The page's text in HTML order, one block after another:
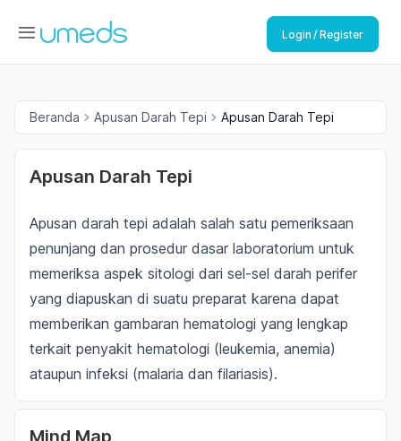
Login / Register
Beranda Apusan Darah Tepi Apusan Darah Tepi
Apusan Darah Tepi
Apusan darah tepi adalah salah satu pemeriksaan
penunjang dan prosedur dasar laboratorium untuk
memeriksa aspek sitologi dari sel-sel darah perifer
yang diapuskan di suatu preparat karena dapat
memberikan gambaran hematologi yang lengkap
terkait penyakit hematologi (leukemia, anemia)
ataupun infeksi (malaria dan filariasis).
Mind Map